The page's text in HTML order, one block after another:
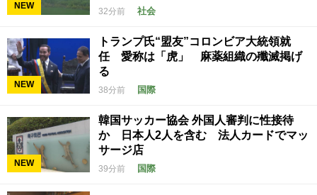
NEW
32分前 社会
NEW
トランプ氏“盟友”コロンビア大統領就
任 愛称は「虎」 麻薬組織の殲滅掲げ
る
38分前 国際
NEW
韓国サッカー協会 外国人審判に性接待
か 日本人2人を含む 法人カードでマッ
サージ店
39分前 国際